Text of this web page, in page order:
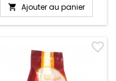
 Ajouter au panier
favorite_border